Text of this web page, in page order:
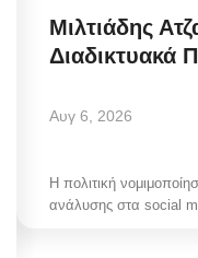
Μιλτιάδης
Διαδικτυακά
Αυγ 6, 2026
Η πολιτική
ανάλυσης στα social